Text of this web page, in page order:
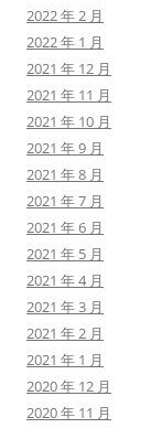
2022 年 2 月
2022 年 1 月
2021 年 12 月
2021 年 11 月
2021 年 10 月
2021 年 9 月
2021 年 8 月
2021 年 7 月
2021 年 6 月
2021 年 5 月
2021 年 4 月
2021 年 3 月
2021 年 2 月
2021 年 1 月
2020 年 12 月
2020 年 11 月